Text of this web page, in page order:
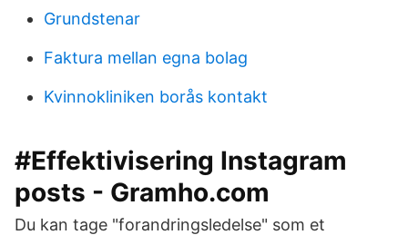
Grundstenar
Faktura mellan egna bolag
Kvinnokliniken borås kontakt
#Effektivisering Instagram
posts - Gramho.com
Du kan tage "forandringsledelse" som et